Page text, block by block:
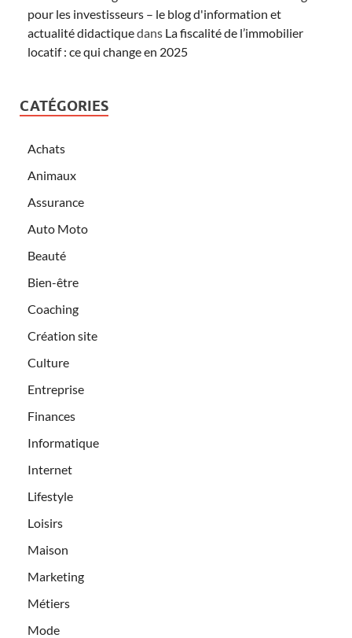
pour les investisseurs – le blog d'information et
actualité didactiquedans La fiscalité de l’immobilier
locatif : ce qui change en 2025
CATÉGORIES
Achats
Animaux
Assurance
Auto Moto
Beauté
Bien-être
Coaching
Création site
Culture
Entreprise
Finances
Informatique
Internet
Lifestyle
Loisirs
Maison
Marketing
Métiers
Mode